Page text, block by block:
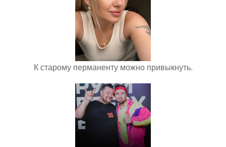
К старому перманенту можно привыкнуть.